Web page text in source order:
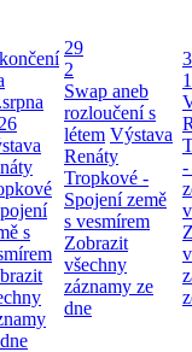
s
29
2
Swap aneb
rozloučení s
létem Výstava
Renáty
Tropkové -
Spojení země
s vesmírem
Zobrazit
všechny
záznamy ze
dne
1
-